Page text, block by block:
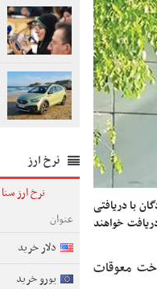
با دریافتی
دریافت خواهند
معوقات
نرخ ارز
نرخ ارز سنا
عنوان
دلار خرید
یورو خرید